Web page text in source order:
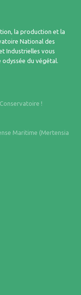
la production et la
National des
Industrielles vous
du végétal.
!
Maritime (Mertensia